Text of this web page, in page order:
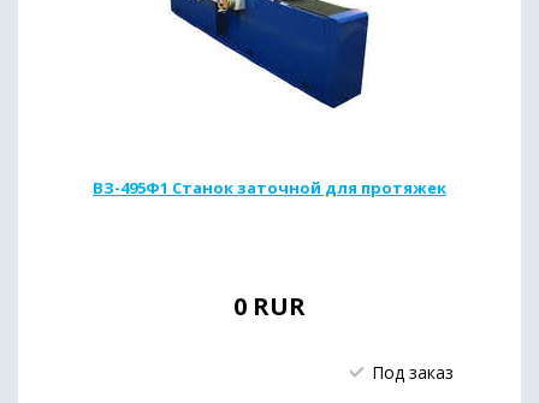
ВЗ-495Ф1 Станок заточной для протяжек
0 RUR
Под заказ